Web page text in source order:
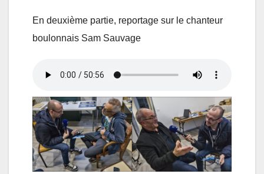
En deuxième partie, reportage sur le chanteur
boulonnais Sam Sauvage